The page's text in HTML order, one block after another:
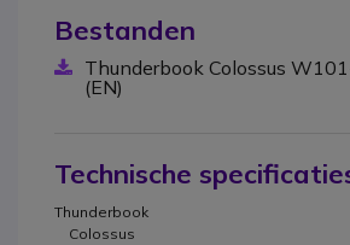
Bestanden
Thunderbook Colossus
(EN)
Technische
Thunderbook
Colossus